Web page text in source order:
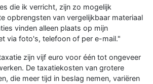
die ik verricht, zijn zo mogelijk
opbrengsten van vergelijkbaar materiaal
vinden alleen plaats op mijn
via foto's, telefoon of per e-mail."
zijn vijf euro voor één tot ongeveer
De taxatiekosten van grotere
die meer tijd in beslag nemen, variëren